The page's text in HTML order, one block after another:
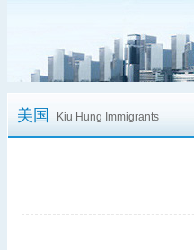
美国 Kiu Hung Immigrants